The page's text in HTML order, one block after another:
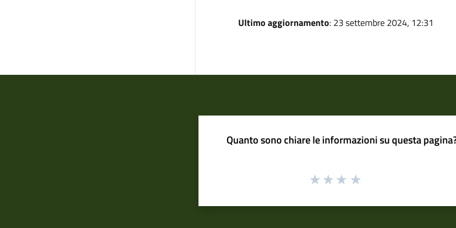
Ultimo aggiornamento: 23 settembre 2024, 12:31
Quanto sono chiare le informazioni su questa